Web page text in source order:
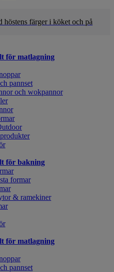
höstens färger i köket och på
för matlagning
pannset
och wokpannor
för bakning
formar
& ramekiner
för matlagning
pannset